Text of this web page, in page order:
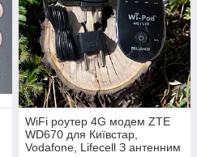
WiFi роутер 4G модем ZTE
WD670 для Київстар,
Vodafone, Lifecell З антенним